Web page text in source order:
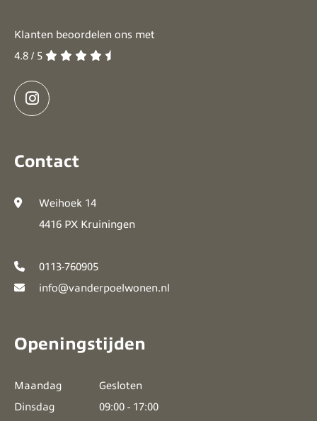
Klanten beoordelen ons met
4.8 / 5
Contact
Weihoek 14
4416 PX Kruiningen
0113-760905
info@vanderpoelwonen.nl
Openingstijden
Maandag
Gesloten
Dinsdag
09:00 - 17:00